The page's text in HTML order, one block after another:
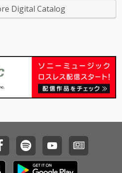
ーでスロウなイントロ
からのアッパーなテン
Digital Catalog